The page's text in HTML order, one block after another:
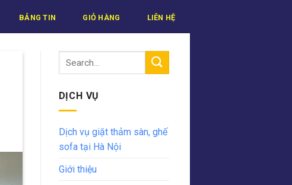
BẢNG TIN GIỎ HÀNG LIÊN HỆ
DỊCH VỤ
Dịch vụ giặt thảm sàn, ghế
sofa tại Hà Nội
Giới thiệu